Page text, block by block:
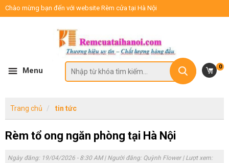
Chào mừng bạn đến với website Rèm cửa tại Hà Nội
Menu 0
Trang chủ tin tức
Rèm tổ ong ngăn phòng tại Hà Nội
Ngày đăng: 19/04/2026 - 8:30 AM | Người đăng: Quỳnh Flower| Lượt xem: